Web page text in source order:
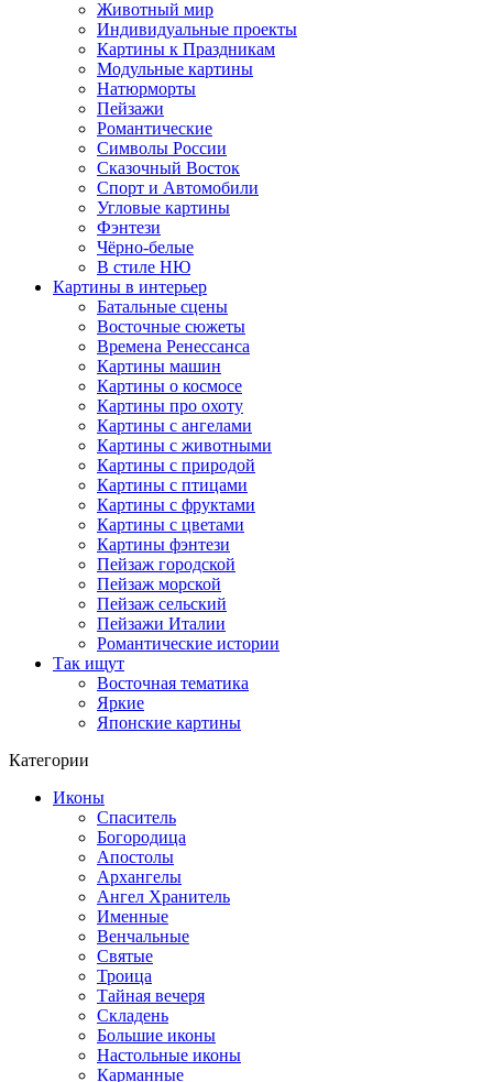
Животный мир
Индивидуальные проекты
Картины к Праздникам
Модульные картины
Натюрморты
Пейзажи
Романтические
Символы России
Сказочный Восток
Спорт и Автомобили
Угловые картины
Фэнтези
Чёрно-белые
В стиле НЮ
Картины в интерьер
Батальные сцены
Восточные сюжеты
Времена Ренессанса
Картины машин
Картины о космосе
Картины про охоту
Картины с ангелами
Картины с животными
Картины с природой
Картины с птицами
Картины с фруктами
Картины с цветами
Картины фэнтези
Пейзаж городской
Пейзаж морской
Пейзаж сельский
Пейзажи Италии
Романтические истории
Так ищут
Восточная тематика
Яркие
Японские картины
Категории
Иконы
Спаситель
Богородица
Апостолы
Архангелы
Ангел Хранитель
Именные
Венчальные
Святые
Троица
Тайная вечеря
Складень
Большие иконы
Настольные иконы
Карманные